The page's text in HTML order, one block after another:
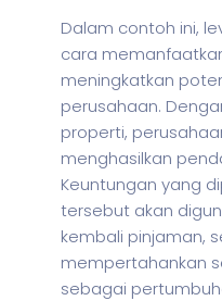
Dalam contoh ini,
cara
meningkatkan
perusahaan.
properti,
menghasilkan
Keuntungan yang
tersebut akan
kembali pinjaman,
mempertahankan
sebagai